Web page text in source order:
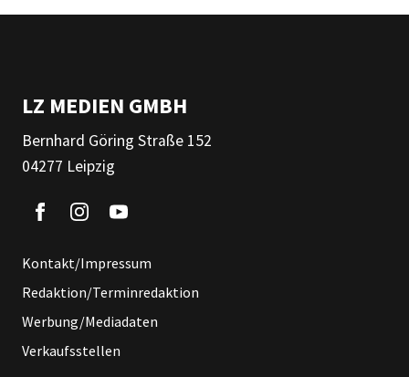
LZ MEDIEN GMBH
Bernhard Göring Straße 152
04277 Leipzig
Kontakt/Impressum
Redaktion/Terminredaktion
Werbung/Mediadaten
Verkaufsstellen